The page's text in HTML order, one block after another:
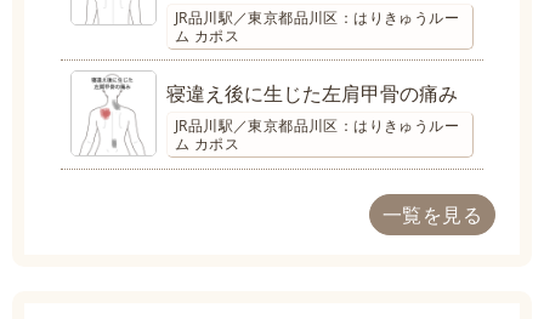
JR品川駅／東京都品川区：はりきゅうルー
ム カポス
寝違え後に生じた左肩甲骨の痛み
JR品川駅／東京都品川区：はりきゅうルー
ム カポス
一覧を見る